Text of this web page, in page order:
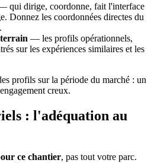
qui dirige, coordonne, fait l'interface
Donnez les coordonnées directes du
— les profils opérationnels,
sur les expériences similaires et les
profils sur la période du marché : un
creux.
: l'adéquation au
ce chantier, pas tout votre parc.